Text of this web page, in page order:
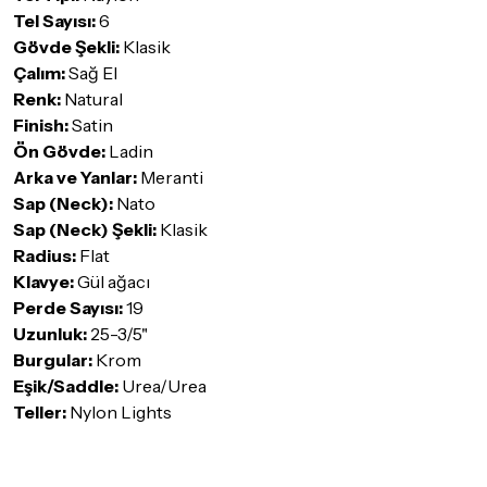
Tel Sayısı:6
Gövde Şekli: Klasik
Çalım:Sağ El
Renk: Natural
Finish:Satin
Ön Gövde: Ladin
Arka ve Yanlar: Meranti
Sap (Neck): Nato
Sap (Neck) Şekli: Klasik
Radius: Flat
Klavye:Gül ağacı
Perde Sayısı:19
Uzunluk: 25-3/5"
Burgular: Krom
Eşik/Saddle: Urea/Urea
Teller: Nylon Lights